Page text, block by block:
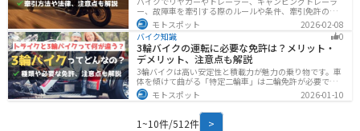
ー、故障車を牽引する際のルールや条件、牽引免許の有
無、速度制限、必要な装備をわかりやすく解説。メリッ
ト・デメリットや注意点も紹介し、安全にバイクの積載
力をアップする方法をまとめました。
モトスポット
2026-02-08
バイク知識
0
3輪バイクの運転に必要な免許は？メリット・
デメリット、注意点も解説
3輪バイクは高い安定性と積載力が魅力の乗り物です。車
体を傾けて曲がる「特定二輪車」は二輪免許が必要です
が、自立する「トライク」は普通自動車免許で運転で
き、ヘルメット着用も任意です。維持費はバイク並みです
が、運転特性や駐車ルールは車種により異なるため、事
前の確認が大切です。
モトスポット 2026-01-10
1~10件/512件 >